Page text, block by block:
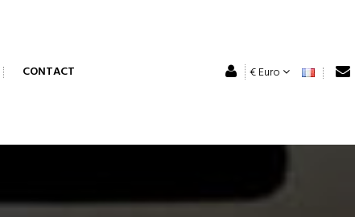
CONTACT € Euro